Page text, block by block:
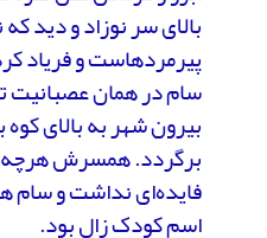
بالای سر نوزاد و دید
پیرمردهاست و فریاد
سام در همان عصبانیت
بیرون شهر به بالای
برگردد. همسرش هرچه
فایده‌ای نداشت و سام
اسم کودک زال بود.